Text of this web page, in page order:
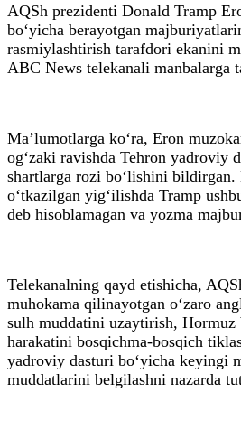
AQSh prezidenti Donald Tramp
bo‘yicha berayotgan
rasmiylashtirish tarafdori ekanini
ABC News telekanali manbalarga
Ma’lumotlarga ko‘ra, Eron
og‘zaki ravishda Tehron yadroviy
shartlarga rozi bo‘lishini
o‘tkazilgan yig‘ilishda Tramp
deb hisoblamagan va yozma
Telekanalning qayd etishicha,
muhokama qilinayotgan o‘zaro
sulh muddatini uzaytirish, Hormuz
harakatini bosqichma-bosqich
yadroviy dasturi bo‘yicha keyingi
muddatlarini belgilashni nazarda